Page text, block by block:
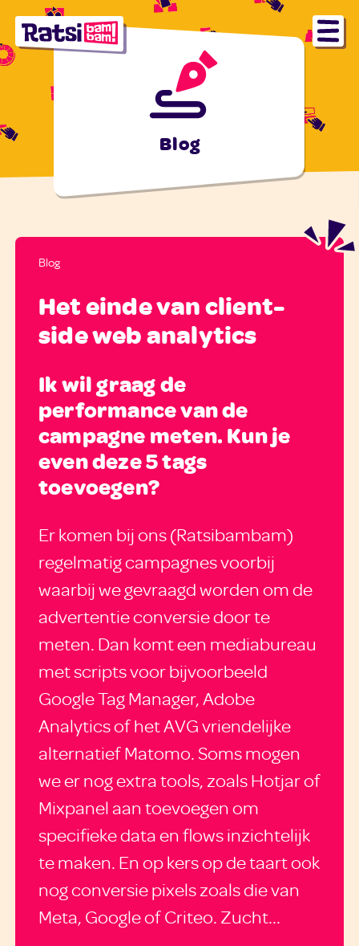
Blog
Blog
Het einde van client-
side web analytics
Ik wil graag de
performance van de
campagne meten. Kun je
even deze 5 tags
toevoegen?
Er komen bij ons (Ratsibambam)
regelmatig campagnes voorbij
waarbij we gevraagd worden om de
advertentie conversie door te
meten. Dan komt een mediabureau
met scripts voor bijvoorbeeld
Google Tag Manager, Adobe
Analytics of het AVG vriendelijke
alternatief Matomo. Soms mogen
we er nog extra tools, zoals Hotjar of
Mixpanel aan toevoegen om
specifieke data en flows inzichtelijk
te maken. En op kers op de taart ook
nog conversie pixels zoals die van
Meta, Google of Criteo. Zucht...